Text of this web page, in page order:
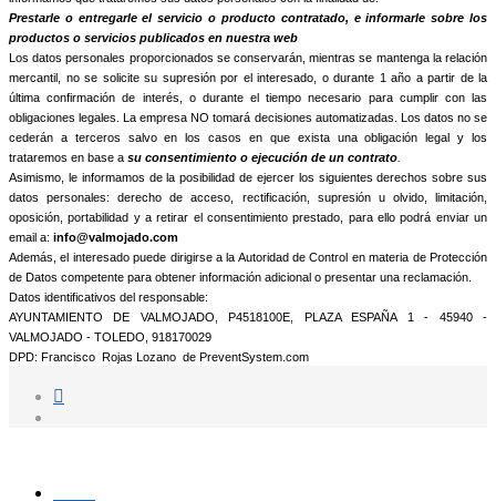
informamos que trataremos sus datos personales con la finalidad de:
Prestarle o entregarle el servicio o producto contratado, e informarle sobre los
productos o servicios publicados en nuestra web
Los datos personales proporcionados se conservarán, mientras se mantenga la relación
mercantil, no se solicite su supresión por el interesado, o durante 1 año a partir de la
última confirmación de interés, o durante el tiempo necesario para cumplir con las
obligaciones legales. La empresa NO tomará decisiones automatizadas. Los datos no se
cederán a terceros salvo en los casos en que exista una obligación legal y los
trataremos en base asu consentimiento o ejecución de un contrato .
Asimismo, le informamos de la posibilidad de ejercer los siguientes derechos sobre sus
datos personales: derecho de acceso, rectificación, supresión u olvido, limitación,
oposición, portabilidad y a retirar el consentimiento prestado, para ello podrá enviar un
email a:info@valmojado.com
Además, el interesado puede dirigirse a la Autoridad de Control en materia de Protección
de Datos competente para obtener información adicional o presentar una reclamación.
Datos identificativos del responsable:
AYUNTAMIENTO DE VALMOJADO, P4518100E, PLAZA ESPAÑA 1 - 45940 -